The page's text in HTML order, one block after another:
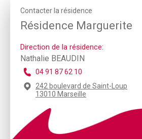
Contacter la résidence
Résidence Marguerite
Direction de la résidence:
Nathalie BEAUDIN
04 91 87 62 10
242 boulevard de Saint-Loup
13010 Marseille